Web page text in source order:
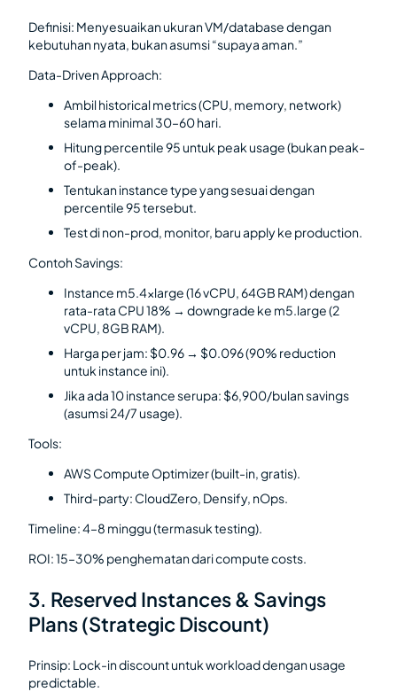
Definisi: Menyesuaikan ukuran VM/database dengan
kebutuhan nyata, bukan asumsi “supaya aman.”
Data-Driven Approach:
Ambil historical metrics (CPU, memory, network)
selama minimal 30–60 hari.
Hitung percentile 95 untuk peak usage (bukan peak-
of-peak).
Tentukan instance type yang sesuai dengan
percentile 95 tersebut.
Test di non-prod, monitor, baru apply ke production.
Contoh Savings:
Instance m5.4xlarge (16 vCPU, 64GB RAM) dengan
rata-rata CPU 18% → downgrade ke m5.large (2
vCPU, 8GB RAM).
Harga per jam: $0.96 → $0.096 (90% reduction
untuk instance ini).
Jika ada 10 instance serupa: $6,900/bulan savings
(asumsi 24/7 usage).
Tools:
AWS Compute Optimizer (built-in, gratis).
Third-party: CloudZero, Densify, nOps.
Timeline: 4–8 minggu (termasuk testing).
ROI: 15–30% penghematan dari compute costs.
3. Reserved Instances & Savings
Plans (Strategic Discount)
Prinsip: Lock-in discount untuk workload dengan usage
predictable.